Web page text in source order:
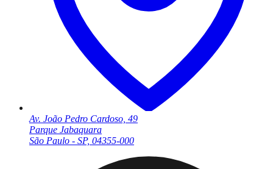
Av. João Pedro Cardoso, 49
Parque Jabaquara
São Paulo - SP, 04355-000